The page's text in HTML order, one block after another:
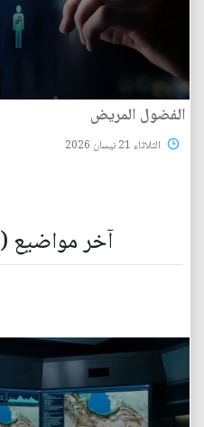
الفضول المريض
الثلاثاء 21 نيسان 2026
آخر مواضيع (